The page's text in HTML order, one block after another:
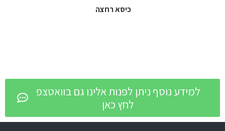
כיסא רחצה
למידע נוסף ניתן לפנות אלינו גם בוואטצפ
לחץ כאן